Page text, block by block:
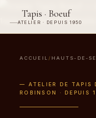
Tapis · Boeuf
ATELIER · DEPUIS 1950
ACCUEIL / HAUTS-DE-
— ATELIER DE TAPIS
ROBINSON · DEPUIS